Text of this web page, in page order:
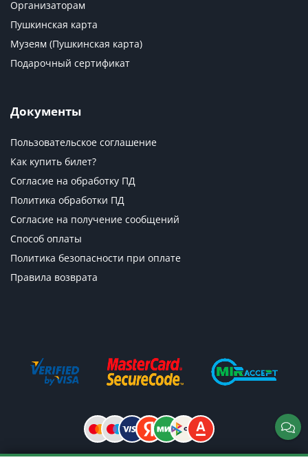
Организаторам
Пушкинская карта
Музеям (Пушкинская карта)
Подарочный сертификат
Документы
Пользовательское соглашение
Как купить билет?
Согласие на обработку ПД
Политика обработки ПД
Согласие на получение сообщений
Способ оплаты
Политика безопасности при оплате
Правила возврата